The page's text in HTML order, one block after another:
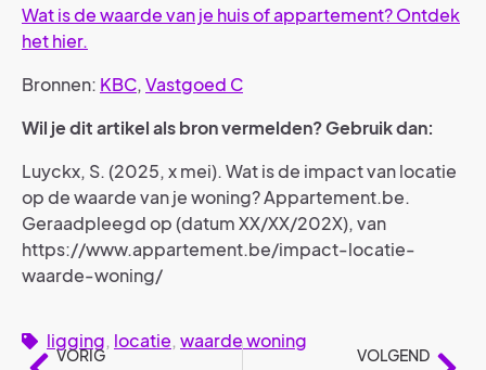
Wat is de waarde van je huis of appartement? Ontdek
het hier.
Bronnen: KBC, Vastgoed C
Wil je dit artikel als bron vermelden? Gebruik dan:
Luyckx, S. (2025, x mei). Wat is de impact van locatie
op de waarde van je woning? Appartement.be.
Geraadpleegd op (datum XX/XX/202X), van
https://www.appartement.be/impact-locatie-
waarde-woning/
ligging, locatie, waarde woning
VORIG
VOLGEND